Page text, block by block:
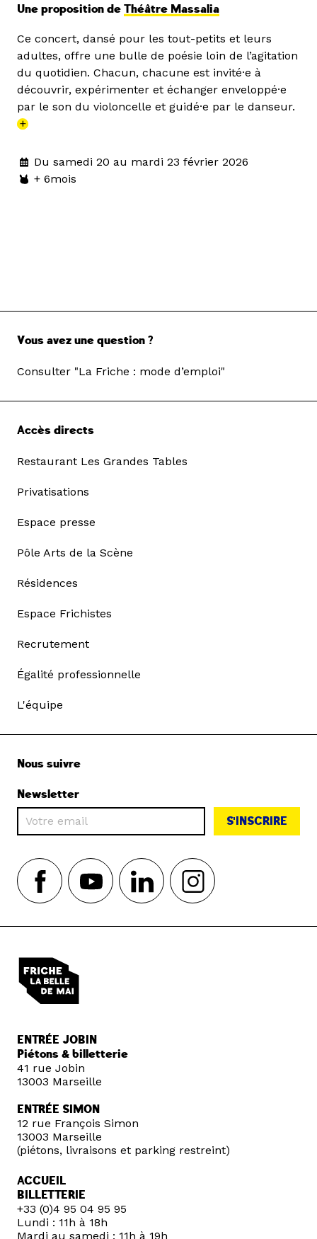
Une proposition de Théâtre Massalia
Ce concert, dansé pour les tout-petits et leurs
adultes, offre une bulle de poésie loin de l’agitation
du quotidien. Chacun, chacune est invité·e à
découvrir, expérimenter et échanger enveloppé·e
par le son du violoncelle et guidé·e par le danseur.
+
Du samedi 20 au mardi 23 février 2026
+ 6mois
Vous avez une question ?
Consulter "La Friche : mode d’emploi"
Accès directs
Restaurant Les Grandes Tables
Privatisations
Espace presse
Pôle Arts de la Scène
Résidences
Espace Frichistes
Recrutement
Égalité professionnelle
L'équipe
Nous suivre
Newsletter
S'INSCRIRE
ENTRÉE JOBIN
Piétons & billetterie
41 rue Jobin
13003 Marseille
ENTRÉE SIMON
12 rue François Simon
13003 Marseille
(piétons, livraisons et parking restreint)
ACCUEIL
BILLETTERIE
+33 (0)4 95 04 95 95
Lundi : 11h à 18h
Mardi au samedi : 11h à 19h